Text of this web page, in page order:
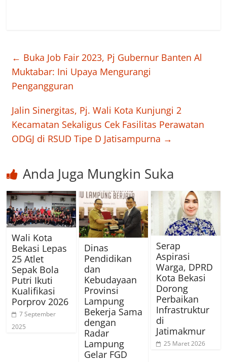
← Buka Job Fair 2023, Pj Gubernur Banten Al
Muktabar: Ini Upaya Mengurangi
Pengangguran
Jalin Sinergitas, Pj. Wali Kota Kunjungi 2
Kecamatan Sekaligus Cek Fasilitas Perawatan
ODGJ di RSUD Tipe D Jatisampurna →
Anda Juga Mungkin Suka
Wali Kota
Bekasi Lepas
25 Atlet
Sepak Bola
Putri Ikuti
Kualifikasi
Porprov 2026
7 September
2025
Dinas
Pendidikan
dan
Kebudayaan
Provinsi
Lampung
Bekerja Sama
dengan
Radar
Lampung
Gelar FGD
Serap
Aspirasi
Warga, DPRD
Kota Bekasi
Dorong
Perbaikan
Infrastruktur
di
Jatimakmur
25 Maret 2026